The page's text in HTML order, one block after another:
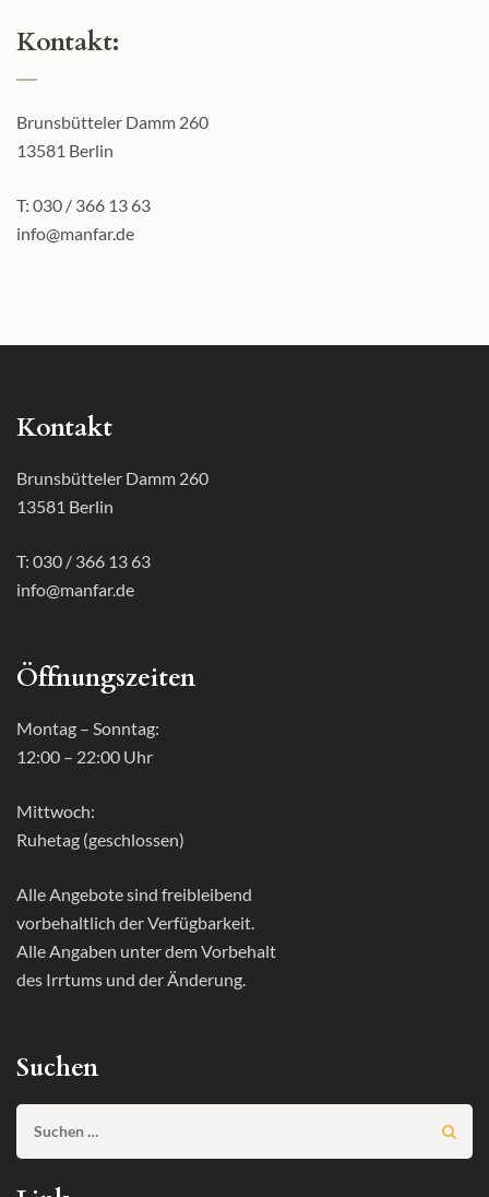
Kontakt:
Brunsbütteler Damm 260
13581 Berlin
T: 030 / 366 13 63
info@manfar.de
Kontakt
Brunsbütteler Damm 260
13581 Berlin
T: 030 / 366 13 63
info@manfar.de
Öffnungszeiten
Montag – Sonntag:
12:00 – 22:00 Uhr
Mittwoch:
Ruhetag (geschlossen)
Alle Angebote sind freibleibend
vorbehaltlich der Verfügbarkeit.
Alle Angaben unter dem Vorbehalt
des Irrtums und der Änderung.
Suchen
Suchen
nach: